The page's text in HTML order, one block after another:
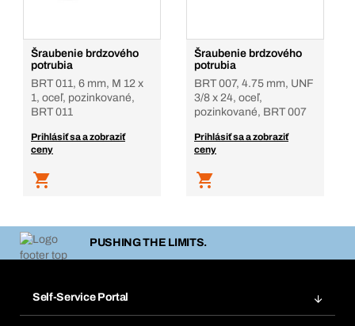
Šraubenie brdzového
potrubia
BRT 011, 6 mm, M 12 x
1, oceľ, pozinkované,
BRT 011
Prihlásiť sa a zobraziť
ceny
Šraubenie brdzového
potrubia
BRT 007, 4.75 mm, UNF
3/8 x 24, oceľ,
pozinkované, BRT 007
Prihlásiť sa a zobraziť
ceny
PUSHING THE LIMITS.
Self-Service Portal